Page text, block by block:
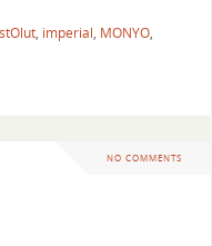
, imperial, MONYO,
NO COMMENTS